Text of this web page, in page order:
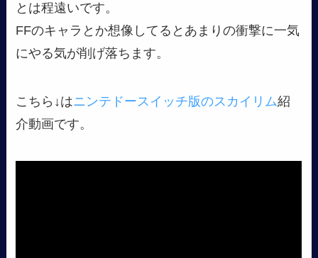
とは程遠いです。
FFのキャラとか想像してるとあまりの衝撃に一気
にやる気が削げ落ちます。
こちら↓はニンテドースイッチ版のスカイリム紹
介動画です。